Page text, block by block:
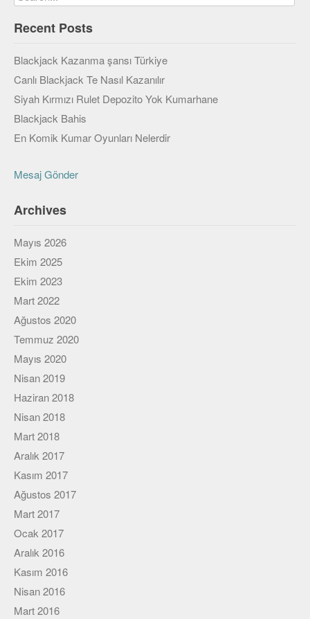
Bize Katılın
Bize yazın
Viki
Recent Posts
Blackjack Kazanma şansı Türkiye
Canlı Blackjack Te Nasıl Kazanılır
Siyah Kırmızı Rulet Depozito Yok Kumarhane
Blackjack Bahis
En Komik Kumar Oyunları Nelerdir
Mesaj Gönder
Archives
Mayıs 2026
Ekim 2025
Ekim 2023
Mart 2022
Ağustos 2020
Temmuz 2020
Mayıs 2020
Nisan 2019
Haziran 2018
Nisan 2018
Mart 2018
Aralık 2017
Kasım 2017
Ağustos 2017
Mart 2017
Ocak 2017
Aralık 2016
Kasım 2016
Nisan 2016
Mart 2016